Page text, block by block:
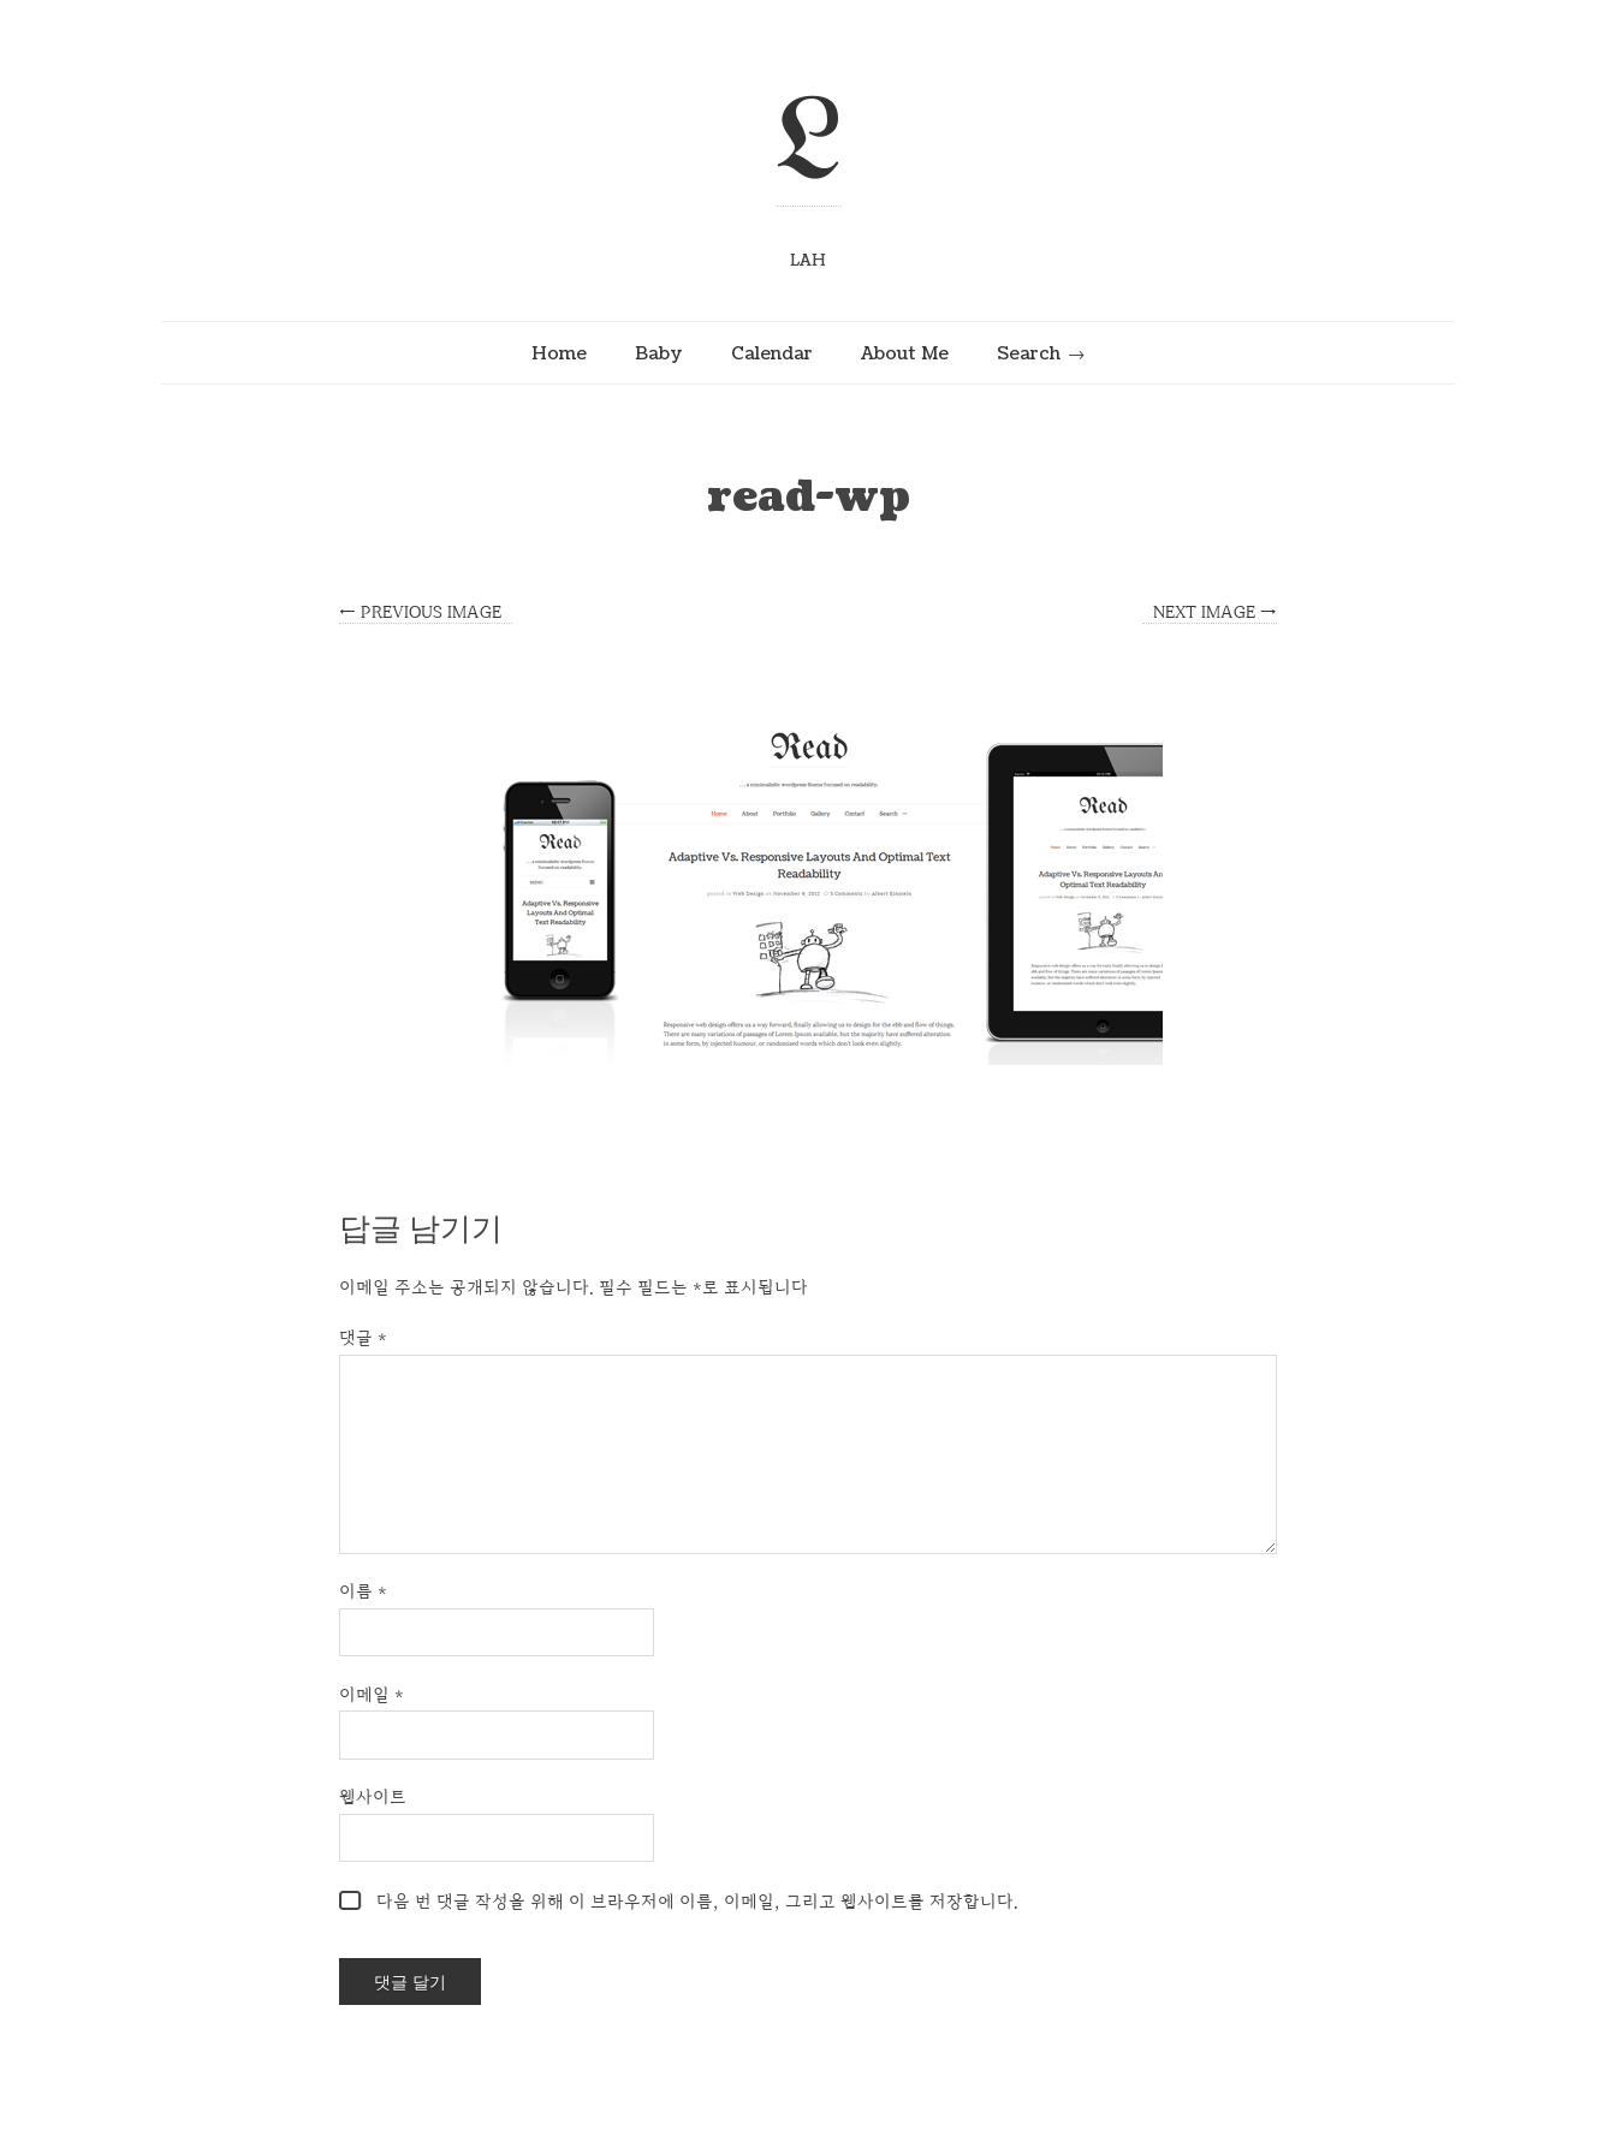
L
LAH
Home Baby Calendar About Me Search
read-wp
← PREVIOUS IMAGE NEXT IMAGE →
답글 남기기
이메일 주소는 공개되지 않습니다. 필수 필드는 *로 표시됩니다
댓글 *
이름 *
이메일 *
웹사이트
다음 번 댓글 작성을 위해 이 브라우저에 이름, 이메일, 그리고 웹사이트를 저장합니다.